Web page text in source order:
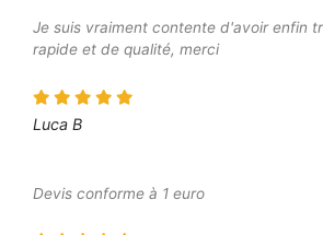
Je suis vraiment contente d'avoir enfin
rapide et de qualité, merci
Luca B
Devis conforme à 1 euro